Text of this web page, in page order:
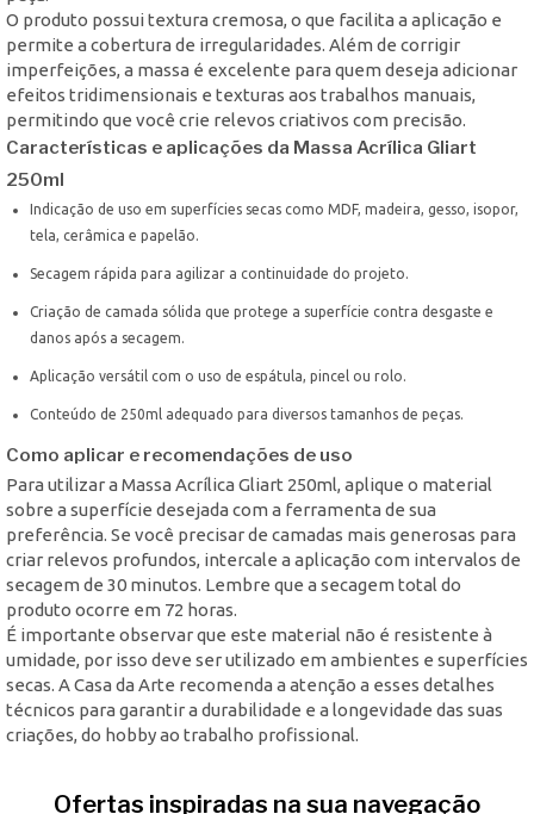
O produto possui textura cremosa, o que facilita a aplicação e
permite a cobertura de irregularidades. Além de corrigir
imperfeições, a massa é excelente para quem deseja adicionar
efeitos tridimensionais e texturas aos trabalhos manuais,
permitindo que você crie relevos criativos com precisão.
Características e aplicações da Massa Acrílica Gliart
250ml
Indicação de uso em superfícies secas como MDF, madeira, gesso, isopor,
tela, cerâmica e papelão.
Secagem rápida para agilizar a continuidade do projeto.
Criação de camada sólida que protege a superfície contra desgaste e
danos após a secagem.
Aplicação versátil com o uso de espátula, pincel ou rolo.
Conteúdo de 250ml adequado para diversos tamanhos de peças.
Como aplicar e recomendações de uso
Para utilizar a Massa Acrílica Gliart 250ml, aplique o material
sobre a superfície desejada com a ferramenta de sua
preferência. Se você precisar de camadas mais generosas para
criar relevos profundos, intercale a aplicação com intervalos de
secagem de 30 minutos. Lembre que a secagem total do
produto ocorre em 72 horas.
É importante observar que este material não é resistente à
umidade, por isso deve ser utilizado em ambientes e superfícies
secas. A Casa da Arte recomenda a atenção a esses detalhes
técnicos para garantir a durabilidade e a longevidade das suas
criações, do hobby ao trabalho profissional.
Ofertas inspiradas na sua navegação